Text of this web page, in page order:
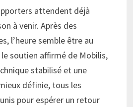
attendent déjà
à venir. Après des
l’heure semble être au
soutien affirmé de Mobilis,
stabilisé et une
définie, tous les
pour espérer un retour